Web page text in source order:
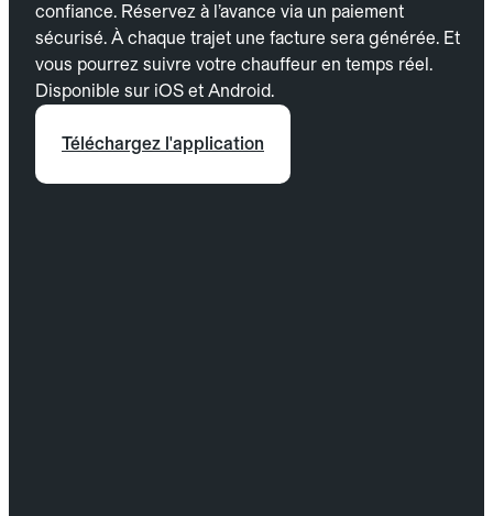
confiance. Réservez à l’avance via un paiement
sécurisé. À chaque trajet une facture sera générée. Et
vous pourrez suivre votre chauffeur en temps réel.
Disponible sur iOS et Android.
Téléchargez l'application